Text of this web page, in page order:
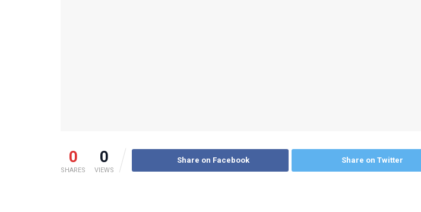
0
SHARES
0
VIEWS
Share on Facebook Share on Twitter